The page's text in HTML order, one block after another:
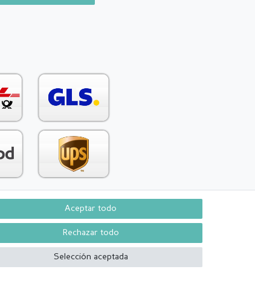
contract here Contacto
Aceptar todo
Rechazar todo
Selección aceptada